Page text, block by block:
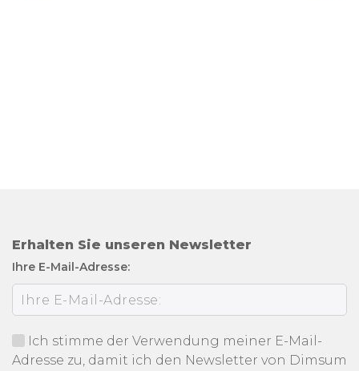
Erhalten Sie unseren Newsletter
Ihre E-Mail-Adresse:
Ich stimme der Verwendung meiner E-Mail-
Adresse zu, damit ich den Newsletter von Dimsum